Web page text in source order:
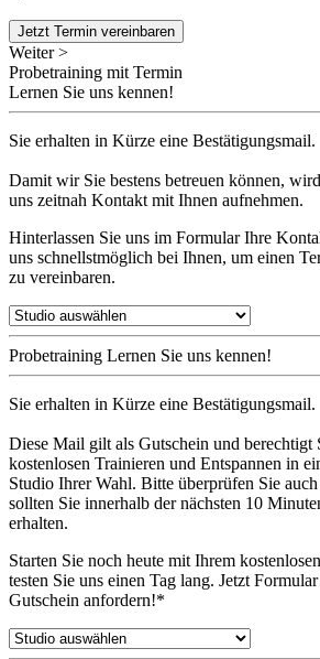
Jetzt Termin vereinbaren
Weiter >
Probetraining mit Termin
Lernen Sie uns kennen!
Sie erhalten in Kürze eine Bestätigungsmail.
Damit wir Sie bestens betreuen können,
uns zeitnah Kontakt mit Ihnen aufnehmen.
Hinterlassen Sie uns im Formular Ihre
uns schnellstmöglich bei Ihnen, um einen
zu vereinbaren.
Probetraining Lernen Sie uns kennen!
Sie erhalten in Kürze eine Bestätigungsmail.
Diese Mail gilt als Gutschein und berechtigt
kostenlosen Trainieren und Entspannen in
Studio Ihrer Wahl. Bitte überprüfen Sie
sollten Sie innerhalb der nächsten 10
erhalten.
Starten Sie noch heute mit Ihrem
testen Sie uns einen Tag lang. Jetzt
Gutschein anfordern!*